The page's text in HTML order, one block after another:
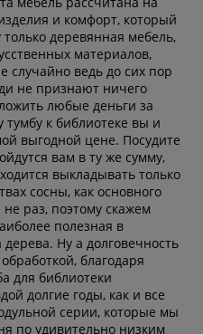
и комфорт, который
деревянная мебель,
материалов,
случайно ведь до сих пор
не признают ничего
любые деньги за
к библиотеке вы и
выгодной цене. Посудите
вам в ту же сумму,
выкладывать только
сосны, как основного
раз, поэтому скажем
полезная в
Ну а долговечность
благодаря
для библиотеки
долгие годы, как и все
серии, которые мы
по удивительно низким